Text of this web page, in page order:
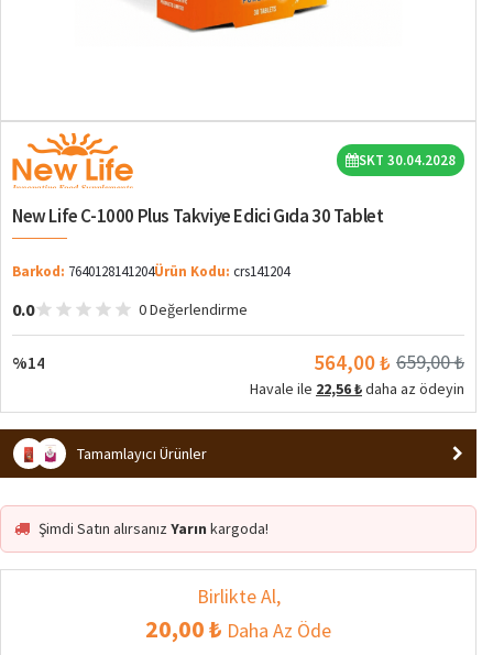
%14
SKT 30.04.2028
New Life C-1000 Plus Takviye Edici Gıda 30 Tablet
Barkod: 7640128141204Ürün Kodu: crs141204
0.0 0 Değerlendirme
%14 564,00 ₺ 659,00 ₺
Havale ile 22,56 ₺daha az ödeyin
Tamamlayıcı Ürünler
Şimdi Satın alırsanızYarın kargoda!
Birlikte Al,
20,00 ₺ Daha Az Öde